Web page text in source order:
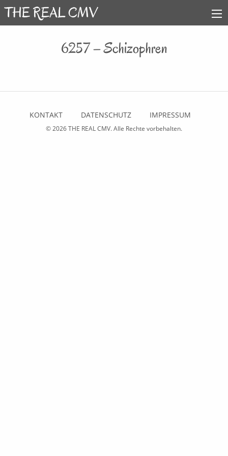
6257 – Schizophren
KONTAKT DATENSCHUTZ IMPRESSUM
© 2026THE REAL CMV. Alle Rechte vorbehalten.